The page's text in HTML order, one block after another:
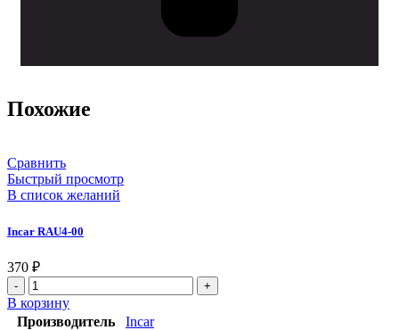
Похожие
Сравнить
Быстрый просмотр
В список желаний
Incar RAU4-00
370 ₽
В корзину
Производитель
Incar